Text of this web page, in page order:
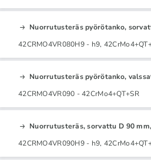
Nuorrutusteräs pyörötanko,
42CRMO4VR080H9 - h9,
Nuorrutusteräs pyörötanko,
42CRMO4VR090 - 42CrMo4+QT+SR
Nuorrutusteräs, sorvattu D 90
42CRMO4VR090H9 - h9,